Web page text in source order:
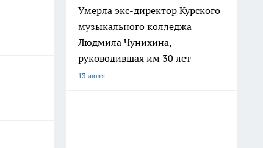
Умерла экс-директор Курского
музыкального колледжа
Людмила Чунихина,
руководившая им 30 лет
13 июля